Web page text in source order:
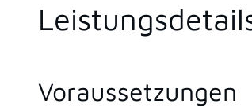
Voraussetzungen